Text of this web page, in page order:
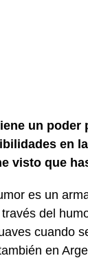
un poder
en
visto que
es un
del
cuando
en